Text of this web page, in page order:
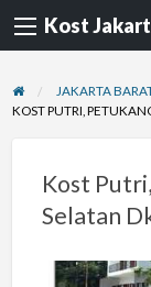
Kost
JAKARTA
KOST PUTRI,
Kost
Selatan